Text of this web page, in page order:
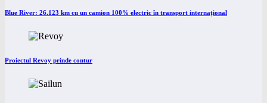
Blue River: 26.123 km cu un camion 100% electric în transport internațional
Proiectul Revoy prinde contur